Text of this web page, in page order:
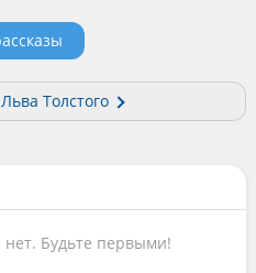
Толстого
Будьте первыми!